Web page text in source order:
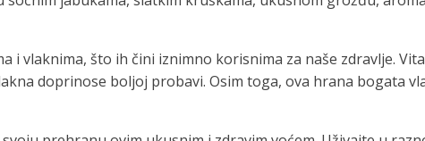
i vlaknima, što ih čini iznimno korisnima za naše zdravlje.
doprinose boljoj probavi. Osim toga, ova hrana bogata